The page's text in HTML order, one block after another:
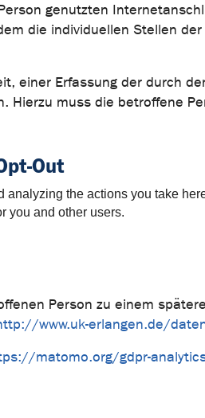
genutzten
die individuellen Stellen
einer Erfassung der durch
muss die betroffene
Out
the actions you take
you and other users.
Person zu einem
www.uk-erlangen.de/
matomo.org/gdpr-